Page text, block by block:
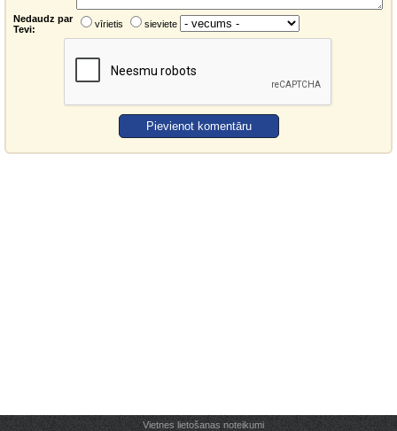
Nedaudz par
Tevi:
vīrietis sieviete
Vietnes lietošanas noteikumi